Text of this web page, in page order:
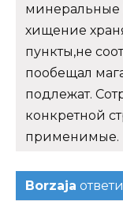
минеральные
хищение
пункты,не
пообещал
подлежат.
конкретной
применимые.
Borzaja